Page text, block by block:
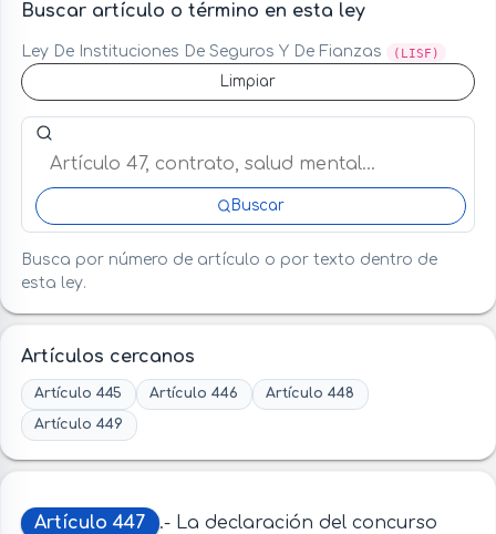
Buscar artículo o término en esta ley
Ley De Instituciones De Seguros Y De Fianzas (LISF)
Limpiar
Buscar artículo o término en esta ley
Buscar
Busca por número de artículo o por texto dentro de
esta ley.
Artículos cercanos
Artículo 445 Artículo 446
Artículo 448
Artículo 449
Artículo 447
.- La declaración del concurso